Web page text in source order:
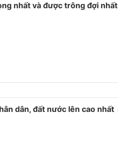
nhất và được trông đợi nhất
dân, đất nước lên cao nhất